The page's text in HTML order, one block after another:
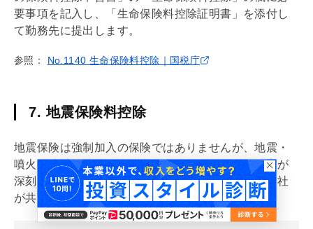
要事項を記入し、「生命保険料控除証明書」を添付し
て勤務先に提出します。
参照： No.1140 生命保険料控除｜国税庁
7. 地震保険料控除
地震保険は強制加入の保険ではありませんが、地震・
噴火・津波で被災すると火災などの場合よりも被害が
深刻で広範囲に及びやすいため、国と民間の保険会社
が共同で運営しているものです。